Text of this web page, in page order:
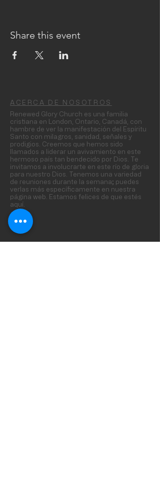
Share this event
ACERCA DE NOSOTROS
Renewed Glory Church es una familia
cristiana en London, Ontario, Canadá, con
hambre de ver la manifestación del Espíritu
Santo con milagros, sanidad, señales y
prodigios. Creemos que hemos sido
llamados a liderar un avivamiento en este
hermoso país tan bendecido por Dios. Te
invitamos a involucrarte en este río de gloria
para nuestro Dios. Tenemos una variedad
de reuniones durante la semana; puedes
verlas más específicamente en nuestra
página web. Estamos felices de que estés
aquí.